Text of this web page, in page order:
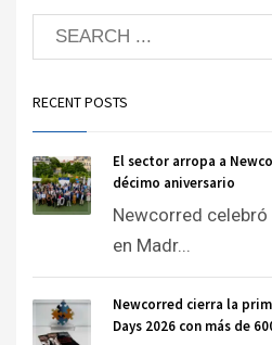
RECENT POSTS
El sector arropa a
décimo aniversario
Newcorred
en Madr...
Newcorred cierra la
Days 2026 con más de